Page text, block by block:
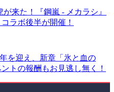
来た！『鋼嵐 - メカラシ』
ラボ後半が開催！
を迎え、新章「氷と血の
トの報酬もお見逃し無く！